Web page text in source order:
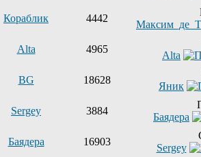
Кораблик 4442
Alta 4965
Alta
BG 18628
Яник
Sergey 3884
Баядера
Баядера 16903
Sergey